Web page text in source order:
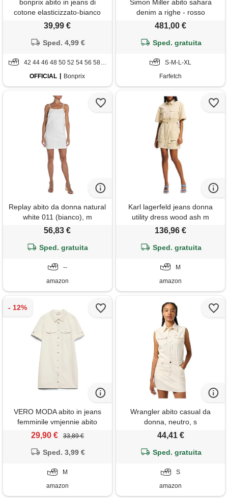
bonprix abito in jeans di
cotone elasticizzato-bianco
39,99 €
Sped. 4,99 €
42 44 46 48 50 52 54 56 58 60
OFFICIAL
Bonprix
Simon Miller abito sahara
denim a righe - rosso
481,00 €
Sped. gratuita
S-M-L-XL
Farfetch
Replay abito da donna natural
white 011 (bianco), m
56,83 €
Sped. gratuita
--
amazon
Karl lagerfeld jeans donna
utility dress wood ash m
136,96 €
Sped. gratuita
M
amazon
VERO MODA abito in jeans
femminile vmjennie abito
corto, ballerino di nuvola, m
29,90 € 33,89 €
Sped. 3,99 €
M
amazon
Wrangler abito casual da
donna, neutro, s
44,41 €
Sped. gratuita
S
amazon